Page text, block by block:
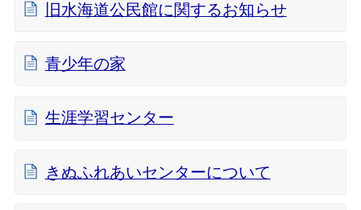
旧水海道公民館に関するお知らせ
青少年の家
生涯学習センター
きぬふれあいセンターについて